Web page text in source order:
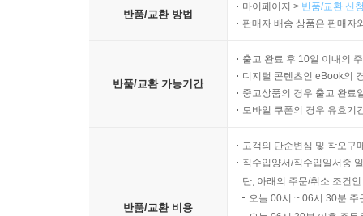
반품/교환 방법
마이페이지 > 반품/교환 신
판매자 배송 상품은 판매자
반품/교환 가능기간
출고 완료 후 10일 이내의
디지털 콘텐츠인 eBook의
중고상품의 경우 출고 완료
모바일 쿠폰의 경우 유효기
반품/교환 비용
고객의 단순변심 및 착오구
직수입양서/직수입일서중
단, 아래의 주문/취소 조건
오늘 00시 ~ 06시 30분